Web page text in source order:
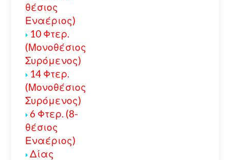
θέσιος
Εναέριος)
10 Φτερ.
(Μονοθέσιος
Συρόμενος)
14 Φτερ.
(Μονοθέσιος
Συρόμενος)
6 Φτερ. (8-
θέσιος
Εναέριος)
Δίας